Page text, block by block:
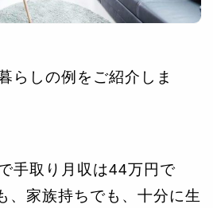
らしの例をご紹介しま
手取り月収は44万円で
、家族持ちでも、十分に生